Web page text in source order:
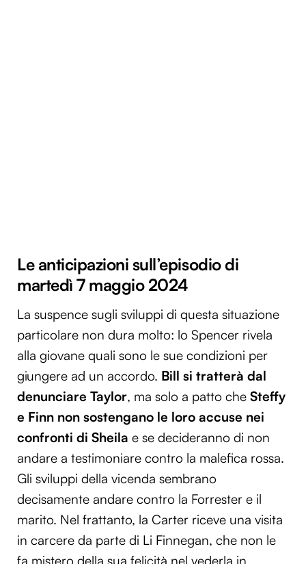
Le anticipazioni sull’episodio di
martedì 7 maggio 2024
La suspence sugli sviluppi di questa situazione
particolare non dura molto: lo Spencer rivela
alla giovane quali sono le sue condizioni per
giungere ad un accordo. Bill si tratterà dal
denunciare Taylor, ma solo a patto che Steffy
e Finn non sostengano le loro accuse nei
confronti di Sheila e se decideranno di non
andare a testimoniare contro la malefica rossa.
Gli sviluppi della vicenda sembrano
decisamente andare contro la Forrester e il
marito. Nel frattanto, la Carter riceve una visita
in carcere da parte di Li Finnegan, che non le
fa mistero della sua felicità nel vederla in